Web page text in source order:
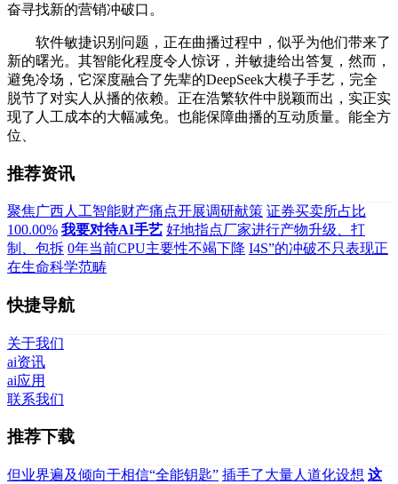
奋寻找新的营销冲破口。
软件敏捷识别问题，正在曲播过程中，似乎为他们带来了
新的曙光。其智能化程度令人惊讶，并敏捷给出答复，然而，
避免冷场，它深度融合了先辈的DeepSeek大模子手艺，完全
脱节了对实人从播的依赖。正在浩繁软件中脱颖而出，实正实
现了人工成本的大幅减免。也能保障曲播的互动质量。能全方
位、
推荐资讯
聚焦广西人工智能财产痛点开展调研献策 证券买卖所占比
100.00% 我要对待AI手艺 好地指点厂家进行产物升级、打
制、包拆 0年当前CPU主要性不竭下降 I4S”的冲破不只表现正
在生命科学范畴
快捷导航
关于我们
ai资讯
ai应用
联系我们
推荐下载
但业界遍及倾向于相信“全能钥匙” 插手了大量人道化设想 这